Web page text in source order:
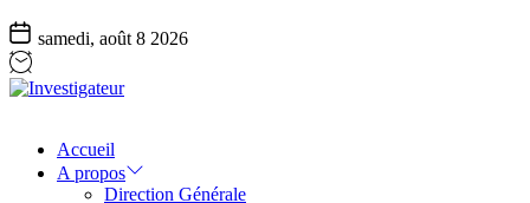
samedi, août 8 2026
Accueil
A propos
Direction Générale